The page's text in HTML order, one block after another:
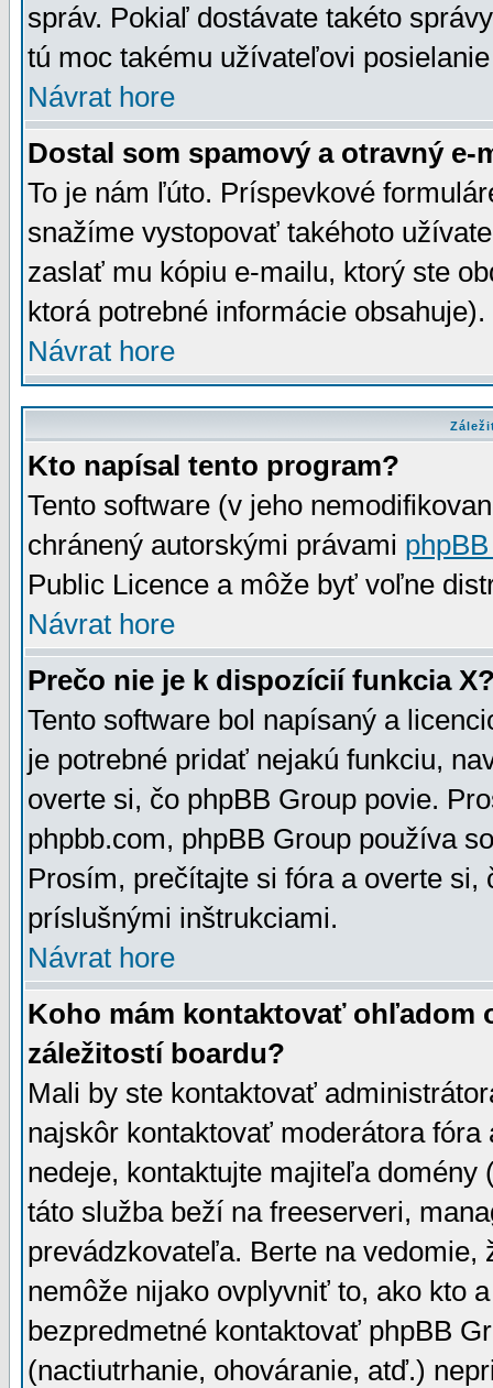
správ. Pokiaľ dostávate takéto
tú moc takému užívateľovi
Návrat hore
Dostal som spamový a otravný e-
To je nám ľúto. Príspevkové
snažíme vystopovať takéhoto
zaslať mu kópiu e-mailu, ktorý ste
ktorá potrebné informácie
Návrat hore
Kto napísal tento program?
Tento software (v jeho
chránený autorskými právami
Public Licence a môže byť voľne
Návrat hore
Prečo nie je k dispozícií funkcia
Tento software bol napísaný a
je potrebné pridať nejakú funkciu,
overte si, čo phpBB Group povie.
phpbb.com, phpBB Group používa
Prosím, prečítajte si fóra a overte
príslušnými inštrukciami.
Návrat hore
Koho mám kontaktovať ohľadom
záležitostí boardu?
Mali by ste kontaktovať
najskôr kontaktovať moderátora
nedeje, kontaktujte majiteľa
táto služba beží na freeserveri,
prevádzkovateľa. Berte na
nemôže nijako ovplyvniť to, ako kto
bezpredmetné kontaktovať phpBB
(nactiutrhanie, ohováranie, atď.)